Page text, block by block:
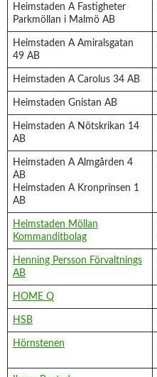
Heimstaden A Fastigheter
Parkmöllan i Malmö AB
Heimstaden A Amiralsgatan
49 AB
Heimstaden A Carolus 34 AB
Heimstaden Gnistan AB
Heimstaden A Nötskrikan 14
AB
Heimstaden A Almgården 4
AB
Heimstaden A Kronprinsen 1
AB
Heimstaden Möllan
Kommanditbolag
Henning Persson Förvaltnings
AB
HOME Q
HSB
Hörnstenen